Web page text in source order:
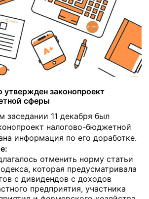
законопроект
сферы
заседании 11 декабря был
налогово-бюджетной
информация по его доработке.
отменить норму статьи
которая предусматривала
с дивидендов с доходов
предприятия, участника